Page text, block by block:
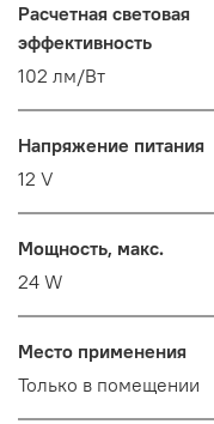
Расчетная световая
эффективность
102 лм/Вт
Напряжение питания
12 V
Мощность, макс.
24 W
Место применения
Только в помещении